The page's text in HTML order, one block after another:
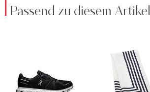
Passend zu diesem Artikel